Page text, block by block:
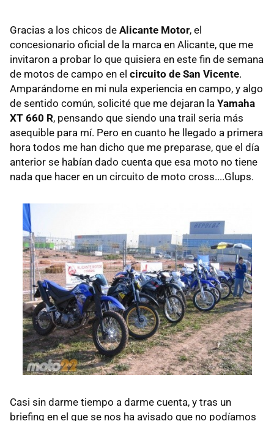
Gracias a los chicos de Alicante Motor, el
concesionario oficial de la marca en Alicante, que me
invitaron a probar lo que quisiera en este fin de semana
de motos de campo en el circuito de San Vicente.
Amparándome en mi nula experiencia en campo, y algo
de sentido común, solicité que me dejaran la Yamaha
XT 660 R, pensando que siendo una trail seria más
asequible para mí. Pero en cuanto he llegado a primera
hora todos me han dicho que me preparase, que el día
anterior se habían dado cuenta que esa moto no tiene
nada que hacer en un circuito de moto cross....Glups.
Casi sin darme tiempo a darme cuenta, y tras un
briefing en el que se nos ha avisado que no podíamos